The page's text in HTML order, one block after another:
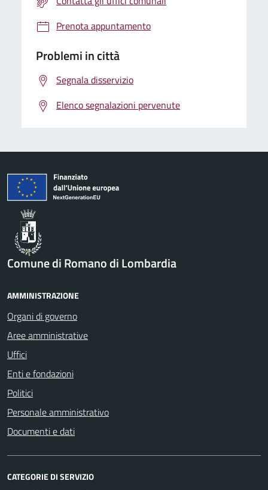
Prenota appuntamento
Problemi in città
Segnala disservizio
Elenco segnalazioni pervenute
Comune di Romano di Lombardia
AMMINISTRAZIONE
Organi di governo
Aree amministrative
Uffici
Enti e fondazioni
Politici
Personale amministrativo
Documenti e dati
CATEGORIE DI SERVIZIO